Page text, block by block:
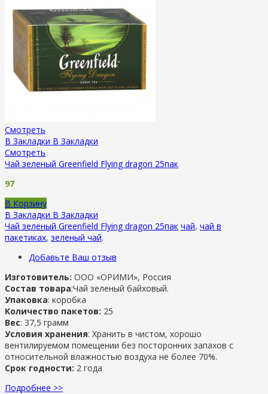
Смотреть
В Закладки В Закладки
Смотреть
Чай зеленый Greenfield Flying dragon 25пак
97
В Корзину
В Закладки В Закладки
Чай зеленый Greenfield Flying dragon 25пак чай, чай в
пакетиках, зеленый чай.
Добавьте Ваш отзыв
Изготовитель: ООО «ОРИМИ», Россия
Состав товара:Чай зеленый байховый.
Упаковка: коробка
Количество пакетов: 25
Вес: 37,5 грамм
Условия хранения: Хранить в чистом, хорошо
вентилируемом помещении без посторонних запахов с
относительной влажностью воздуха не более 70%.
Срок годности: 2 года
Подробнее >>